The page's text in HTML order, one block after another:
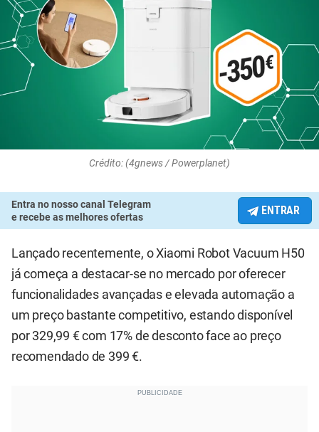
Crédito: (4gnews / Powerplanet)
Entra no nosso canal Telegram
e recebe as melhores ofertas
ENTRAR
Lançado recentemente, o Xiaomi Robot Vacuum H50
já começa a destacar-se no mercado por oferecer
funcionalidades avançadas e elevada automação a
um preço bastante competitivo, estando disponível
por 329,99 € com 17% de desconto face ao preço
recomendado de 399 €.